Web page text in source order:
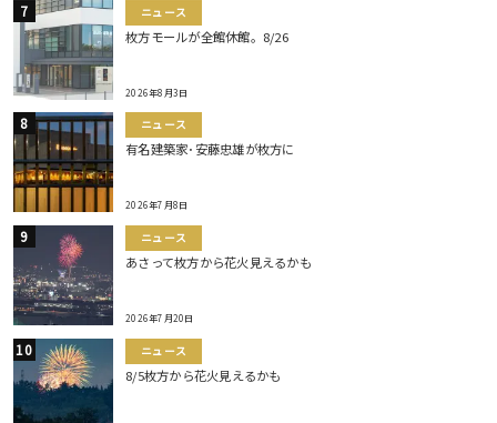
ニュース
枚方モールが全館休館。8/26
2026年8月3日
ニュース
有名建築家･安藤忠雄が枚方に
2026年7月8日
ニュース
あさって枚方から花火見えるかも
2026年7月20日
ニュース
8/5枚方から花火見えるかも